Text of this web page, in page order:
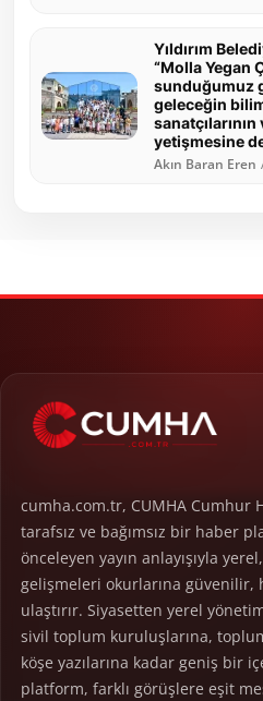
Yıldırım
“Molla Yegan
sunduğumuz
geleceğin
yetişmesine
Akın Baran Eren
cumha.com.tr, CUMHA Cumhur
tarafsız ve bağımsız bir haber
önceleyen yayın anlayışıyla
gelişmeleri okurlarına güvenilir,
ulaştırır. Siyasetten yerel
sivil toplum kuruluşlarına,
köşe yazılarına kadar geniş bir
platform, farklı görüşlere eşit